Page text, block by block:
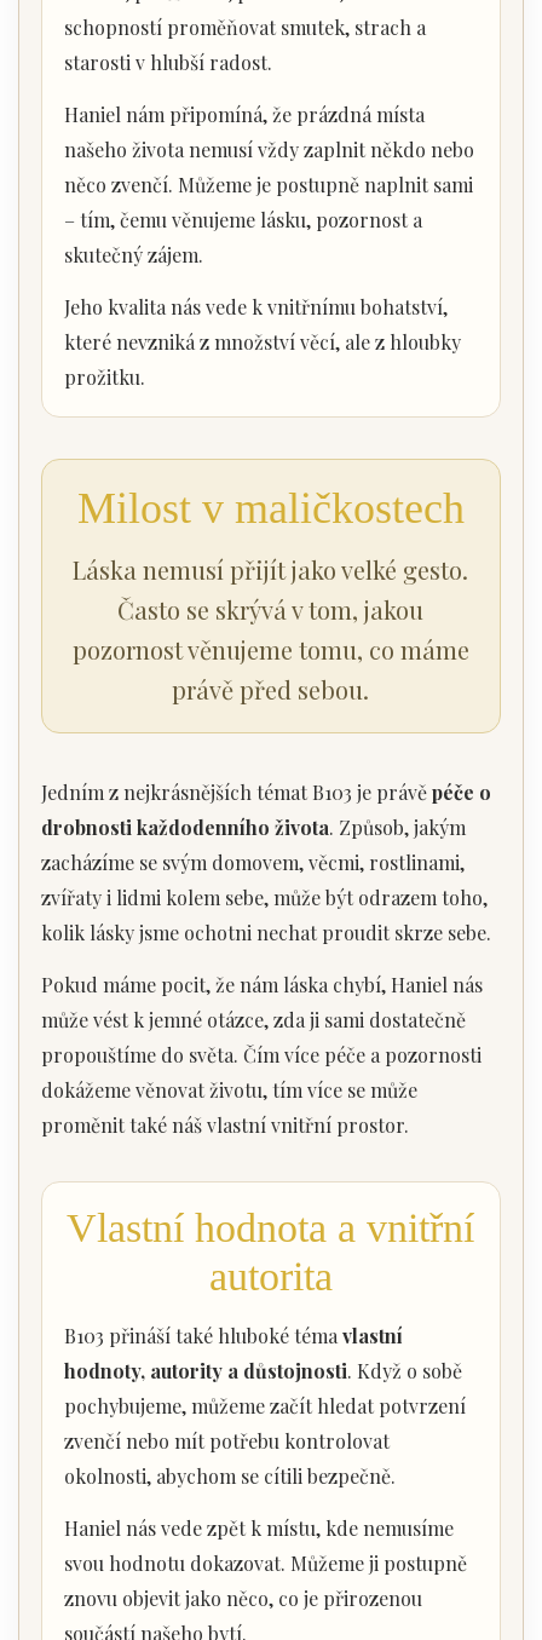
schopností proměňovat smutek, strach a
starosti v hlubší radost.
Haniel nám připomíná, že prázdná místa
našeho života nemusí vždy zaplnit někdo nebo
něco zvenčí. Můžeme je postupně naplnit sami
– tím, čemu věnujeme lásku, pozornost a
skutečný zájem.
Jeho kvalita nás vede k vnitřnímu bohatství,
které nevzniká z množství věcí, ale z hloubky
prožitku.
Milost v maličkostech
Láska nemusí přijít jako velké gesto.
Často se skrývá v tom, jakou
pozornost věnujeme tomu, co máme
právě před sebou.
Jedním z nejkrásnějších témat B103 je právěpéče o
drobnosti každodenního života. Způsob, jakým
zacházíme se svým domovem, věcmi, rostlinami,
zvířaty i lidmi kolem sebe, může být odrazem toho,
kolik lásky jsme ochotni nechat proudit skrze sebe.
Pokud máme pocit, že nám láska chybí, Haniel nás
může vést k jemné otázce, zda ji sami dostatečně
propouštíme do světa. Čím více péče a pozornosti
dokážeme věnovat životu, tím více se může
proměnit také náš vlastní vnitřní prostor.
Vlastní hodnota a vnitřní
autorita
B103 přináší také hluboké témavlastní
hodnoty, autority a důstojnosti. Když o sobě
pochybujeme, můžeme začít hledat potvrzení
zvenčí nebo mít potřebu kontrolovat
okolnosti, abychom se cítili bezpečně.
Haniel nás vede zpět k místu, kde nemusíme
svou hodnotu dokazovat. Můžeme ji postupně
znovu objevit jako něco, co je přirozenou
součástí našeho bytí.